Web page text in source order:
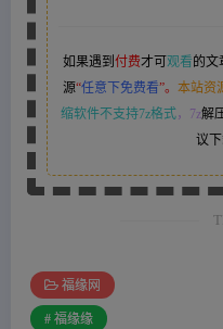
如果遇到 付费才可 观看 的文
源“任意下免费看”。 本站资
缩软件不支持7z格式，7z解
议
福缘网
# 福缘缘